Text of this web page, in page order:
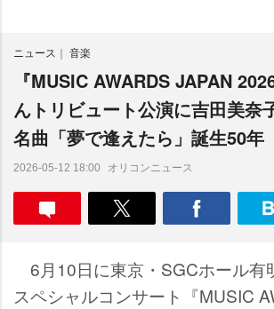
ニュース 音楽
『MUSIC AWARDS JAPAN
んトリビュート公演に吉田美奈
名曲「夢で逢えたら」誕生50年
2026-05-12 18:00 オリコンニュース
6月10日に東京・SGCホール有
スペシャルコンサート『MUSIC